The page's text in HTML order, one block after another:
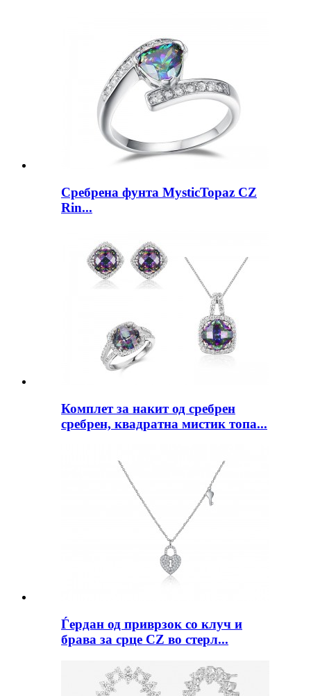
Сребрена фунта MysticTopaz CZ
Rin...
Комплет за накит од сребрен
сребрен, квадратна мистик топа...
Ѓердан од приврзок со клуч и
брава за срце CZ во стерл...